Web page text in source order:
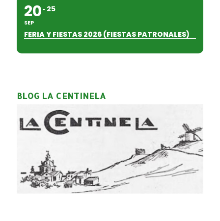
20
SEP
25
FERIA Y FIESTAS 2026 (FIESTAS PATRONALES)
BLOG LA CENTINELA